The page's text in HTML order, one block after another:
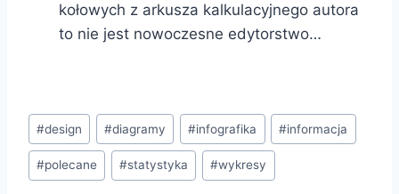
kołowych z arkusza kalkulacyjnego autora
to nie jest nowoczesne edytorstwo…
Tagi
wpisu:
#design #diagramy #infografika #informacja
#polecane #statystyka #wykresy